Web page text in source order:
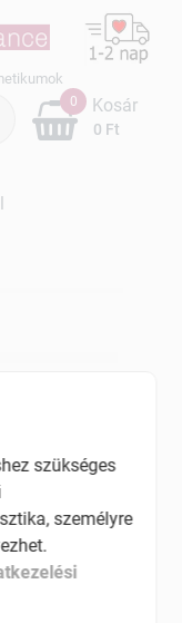
0
0 Ft
Kosár
szükséges
személyre